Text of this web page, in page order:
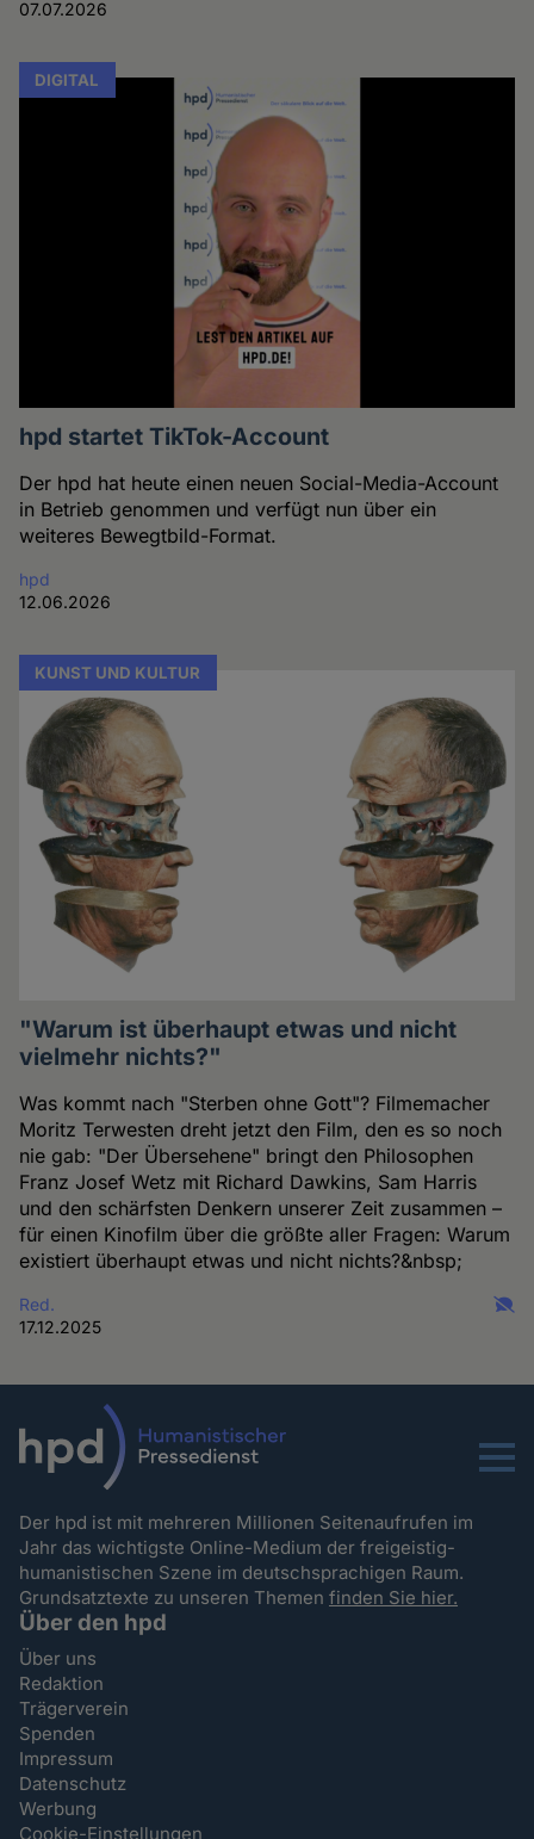
07.07.2026
DIGITAL
hpd startet TikTok-Account
Der hpd hat heute einen neuen Social-Media-Account
in Betrieb genommen und verfügt nun über ein
weiteres Bewegtbild-Format.
hpd
12.06.2026
KUNST UND KULTUR
"Warum ist überhaupt etwas und nicht
vielmehr nichts?"
Was kommt nach "Sterben ohne Gott"? Filmemacher
Moritz Terwesten dreht jetzt den Film, den es so noch
nie gab: "Der Übersehene" bringt den Philosophen
Franz Josef Wetz mit Richard Dawkins, Sam Harris
und den schärfsten Denkern unserer Zeit zusammen –
für einen Kinofilm über die größte aller Fragen: Warum
existiert überhaupt etwas und nicht nichts?&nbsp;
Red.
17.12.2025
Menu
Der hpd ist mit mehreren Millionen Seitenaufrufen im
Jahr das wichtigste Online-Medium der freigeistig-
humanistischen Szene im deutschsprachigen Raum.
Grundsatztexte zu unseren Themenfinden Sie hier.
Über den hpd
Über uns
Redaktion
Trägerverein
Spenden
Impressum
Datenschutz
Werbung
Cookie-Einstellungen